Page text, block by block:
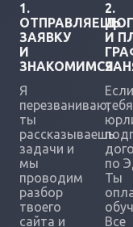
1.
ОТПРАВЛЯЕШЬ
ЗАЯВКУ
И
ЗНАКОМИМСЯ
Я
перезваниваю,
ты
рассказываешь
задачи и
мы
проводим
разбор
твоего
сайта и
2.
И
тебя
по
Ты
Все